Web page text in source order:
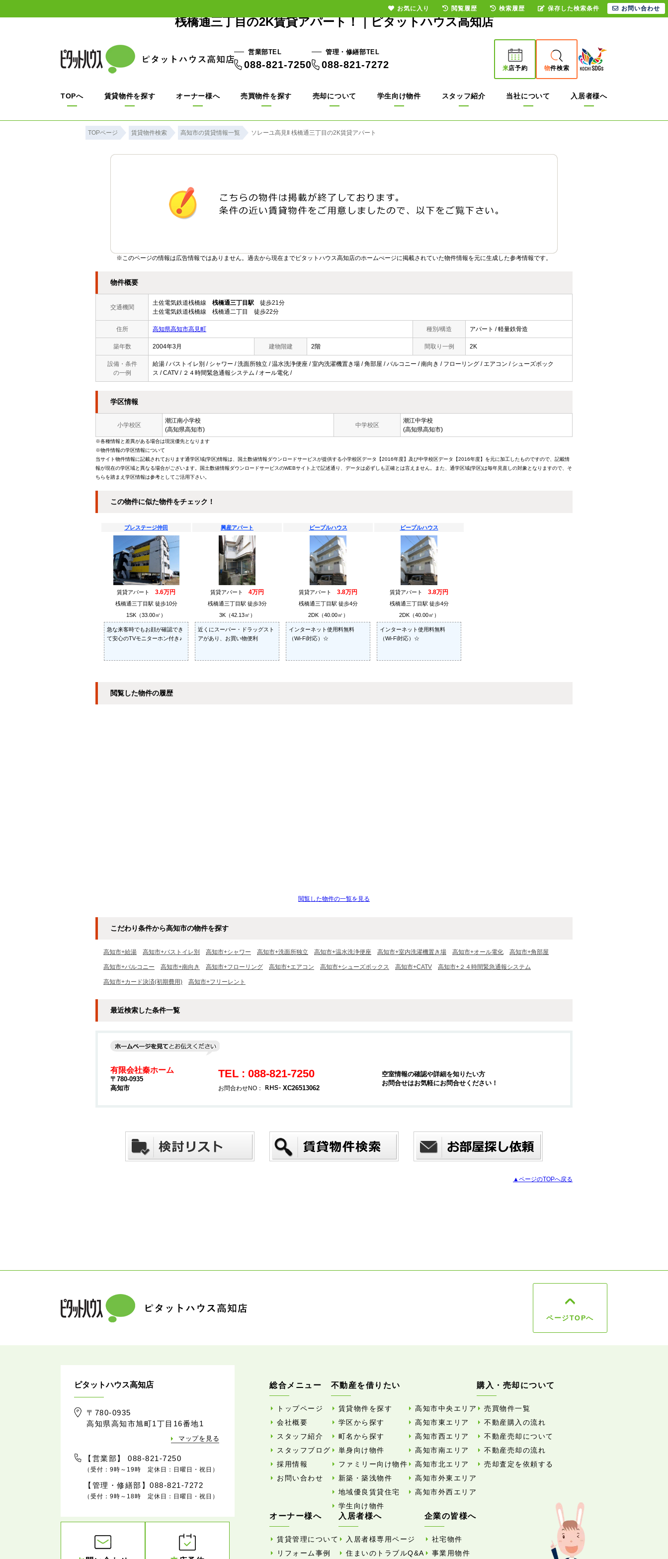
桟橋通三丁目の2K賃貸アパート！｜ピタットハウス高知店
営業部TEL
088-821-7250
管理・修繕部TEL
088-821-7272 来店予約 物件検索
TOPへ 賃貸物件を探す オーナー様へ 売買物件を探す 売却について 学生向け物件 スタッフ紹介 当社について 入居者様へ
TOPページ 賃貸物件検索 高知市の賃貸情報一覧 ソレーユ高見Ⅱ 桟橋通三丁目の2K賃貸アパート
※このページの情報は広告情報ではありません。過去から現在までピタットハウス高知店のホームぺージに掲載されていた物件情報を元に生成した参考情報です。
物件概要
交通機関
土佐電気鉄道桟橋線 桟橋通三丁目駅 徒歩21分
土佐電気鉄道桟橋線 桟橋通二丁目 徒歩22分
住所 高知県高知市高見町 種別/構造 アパート / 軽量鉄骨造
築年数 2004年3月 建物階建 2階 間取り一例 2K
設備・条件
の一例
給湯 / バストイレ別 / シャワー / 洗面所独立 / 温水洗浄便座 / 室内洗濯機置き場 / 角部屋 / バルコニー / 南向き / フローリング / エアコン / シューズボック
ス / CATV / ２４時間緊急通報システム / オール電化 /
学区情報
小学校区
潮江南小学校
(高知県高知市)
中学校区
潮江中学校
(高知県高知市)
※各種情報と差異がある場合は現況優先となります
※物件情報の学区情報について
当サイト物件情報に記載されております通学区域(学区)情報は、国土数値情報ダウンロードサービスが提供する小学校区データ【2016年度】及び中学校区データ【2016年度】を元に加工したものですので、記載情
報が現在の学区域と異なる場合がございます。国土数値情報ダウンロードサービスのWEBサイト上で記述通り、データは必ずしも正確とは言えません。また、通学区域(学区)は毎年見直しの対象となりますので、そ
ちらを踏まえ学区情報は参考としてご活用下さい。
この物件に似た物件をチェック！
プレステージ仲田
賃貸アパート 3.6万円
桟橋通三丁目駅 徒歩10分
1SK（33.00㎡）
急な来客時でもお顔が確認でき
て安心のTVモニターホン付き♪
興産アパート
賃貸アパート 4万円
桟橋通三丁目駅 徒歩3分
3K（42.13㎡）
近くにスーパー・ドラッグスト
アがあり、お買い物便利
ピープルハウス
賃貸アパート 3.8万円
桟橋通三丁目駅 徒歩4分
2DK（40.00㎡）
インターネット使用料無料
（Wi-Fi対応）☆
ピープルハウス
賃貸アパート 3.8万円
桟橋通三丁目駅 徒歩4分
2DK（40.00㎡）
インターネット使用料無料
（Wi-Fi対応）☆
閲覧した物件の履歴
閲覧した物件の一覧を見る
こだわり条件から高知市の物件を探す
高知市+給湯 高知市+バストイレ別 高知市+シャワー 高知市+洗面所独立 高知市+温水洗浄便座 高知市+室内洗濯機置き場 高知市+オール電化 高知市+角部屋
高知市+バルコニー 高知市+南向き 高知市+フローリング 高知市+エアコン 高知市+シューズボックス 高知市+CATV 高知市+２４時間緊急通報システム
高知市+カード決済(初期費用) 高知市+フリーレント
最近検索した条件一覧
有限会社秦ホーム
〒780-0935
高知市
TEL : 088-821-7250
お問合わせNO： XC26513062
空室情報の確認や詳細を知りたい方
お問合せはお気軽にお問合せください！
▲ページのTOPへ戻る
ページTOPへ
ピタットハウス高知店
〒780-0935
高知県高知市旭町1丁目16番地1
マップを見る
【営業部】 088-821-7250
（受付：9時～19時 定休日：日曜日・祝日）
【管理・修繕部】088-821-7272
（受付：9時～18時 定休日：日曜日・祝日）
総合メニュー
トップページ
会社概要
スタッフ紹介
スタッフブログ
採用情報
お問い合わせ
不動産を借りたい
賃貸物件を探す
学区から探す
町名から探す
単身向け物件
ファミリー向け物件
新築・築浅物件
地域優良賃貸住宅
学生向け物件
高知市中央エリア
高知市東エリア
高知市西エリア
高知市南エリア
高知市北エリア
高知市外東エリア
高知市外西エリア
購入・売却について
売買物件一覧
不動産購入の流れ
不動産売却について
不動産売却の流れ
売却査定を依頼する
オーナー様へ
賃貸管理について
リフォーム事例
入居者様へ
入居者様専用ページ
住まいのトラブルQ&A
企業の皆様へ
社宅物件
事業用物件
お気に入り 閲覧履歴 検索履歴 保存した検索条件 お問い合わせ